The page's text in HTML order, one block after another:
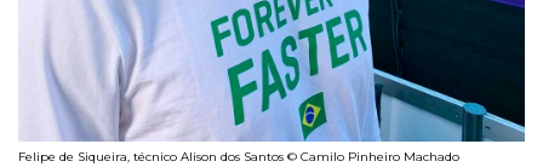
Felipe de Siqueira, técnico Alison dos Santos © Camilo Pinheiro Machado